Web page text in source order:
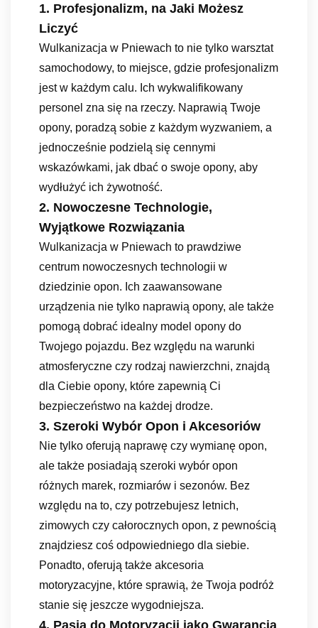
1. Profesjonalizm, na Jaki Możesz
Liczyć
Wulkanizacja w Pniewach to nie tylko warsztat
samochodowy, to miejsce, gdzie profesjonalizm
jest w każdym calu. Ich wykwalifikowany
personel zna się na rzeczy. Naprawią Twoje
opony, poradzą sobie z każdym wyzwaniem, a
jednocześnie podzielą się cennymi
wskazówkami, jak dbać o swoje opony, aby
wydłużyć ich żywotność.
2. Nowoczesne Technologie,
Wyjątkowe Rozwiązania
Wulkanizacja w Pniewach to prawdziwe
centrum nowoczesnych technologii w
dziedzinie opon. Ich zaawansowane
urządzenia nie tylko naprawią opony, ale także
pomogą dobrać idealny model opony do
Twojego pojazdu. Bez względu na warunki
atmosferyczne czy rodzaj nawierzchni, znajdą
dla Ciebie opony, które zapewnią Ci
bezpieczeństwo na każdej drodze.
3. Szeroki Wybór Opon i Akcesoriów
Nie tylko oferują naprawę czy wymianę opon,
ale także posiadają szeroki wybór opon
różnych marek, rozmiarów i sezonów. Bez
względu na to, czy potrzebujesz letnich,
zimowych czy całorocznych opon, z pewnością
znajdziesz coś odpowiedniego dla siebie.
Ponadto, oferują także akcesoria
motoryzacyjne, które sprawią, że Twoja podróż
stanie się jeszcze wygodniejsza.
4. Pasja do Motoryzacji jako Gwarancja